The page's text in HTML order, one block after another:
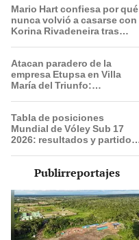
Mario Hart confiesa por qué
nunca volvió a casarse con
Korina Rivadeneira tras
Atacan paradero de la
empresa Etupsa en Villa
María del Triunfo:
Tabla de posiciones
Mundial de Vóley Sub 17
2026: resultados y partidos
Publirreportajes